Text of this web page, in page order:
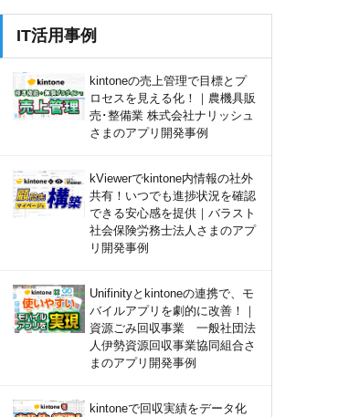
IT活用事例
kintoneの売上管理で目標とプ
ロセスを見える化！｜農機具販
売･整備業 株式会社ナリッシュ
さまのアプリ開発事例
kViewerでkintone内情報の社外
共有！いつでも進捗状況を確認
できる安心感を提供｜バラスト
社会保険労務士法人さまのアプ
リ開発事例
Unifinityとkintoneの連携で、モ
バイルアプリを劇的に改善！｜
資源ごみ回収事業 一般社団法
人伊勢資源回収事業協同組合さ
まのアプリ開発事例
kintoneで回収実績をデータ化